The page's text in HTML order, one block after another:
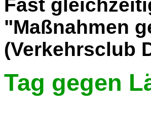
Fast
"Maßnahmen
(Verkehrsclub
Tag gegen